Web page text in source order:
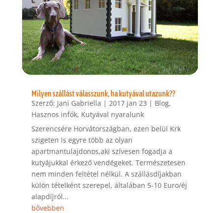
Milyen szállást válasszunk, ha kutyával utazunk??
Szerző: Jani Gabriella | 2017 jan 23 | Blog,
Hasznos infók, Kutyával nyaralunk
Szerencsére Horvátországban, ezen belül Krk
szigeten is egyre több az olyan
apartmantulajdonos,aki szívesen fogadja a
kutyájukkal érkező vendégeket. Természetesen
nem minden feltétel nélkül. A szállásdíjakban
külön tételként szerepel, általában 5-10 Euro/éj
alapdíjról...
bővebben